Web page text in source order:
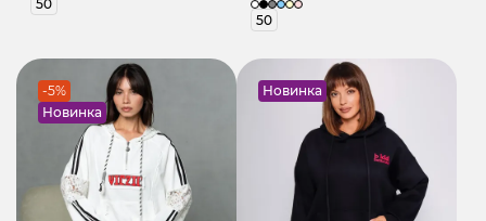
50
50
-5%
Новинка
Новинка